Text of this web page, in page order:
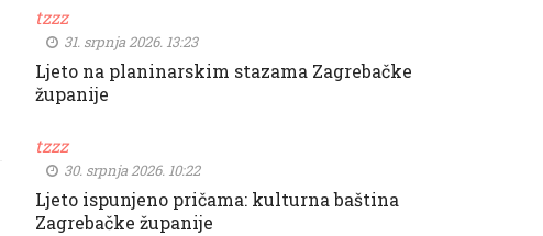
tzzz
31. srpnja 2026. 13:23
Ljeto na planinarskim stazama Zagrebačke
županije
tzzz
30. srpnja 2026. 10:22
Ljeto ispunjeno pričama: kulturna baština
Zagrebačke županije